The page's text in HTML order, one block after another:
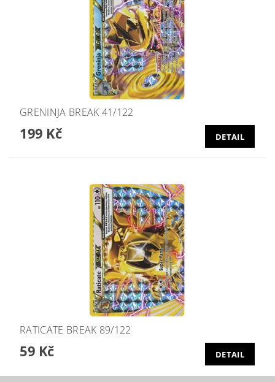
GRENINJA BREAK 41/122
199 Kč DETAIL
RATICATE BREAK 89/122
59 Kč DETAIL